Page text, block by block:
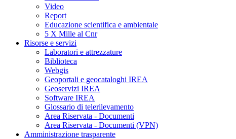
Video
Report
Educazione scientifica e ambientale
5 X Mille al Cnr
Risorse e servizi
Laboratori e attrezzature
Biblioteca
Webgis
Geoportali e geocataloghi IREA
Geoservizi IREA
Software IREA
Glossario di telerilevamento
Area Riservata - Documenti
Area Riservata - Documenti (VPN)
Amministrazione trasparente